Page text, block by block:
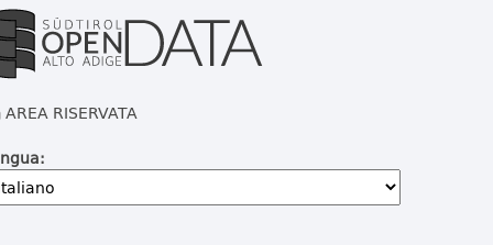
AREA RISERVATA